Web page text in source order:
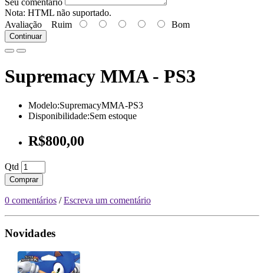
Nota: HTML não suportado.
Avaliação Ruim Bom
Continuar
Supremacy MMA - PS3
Modelo:SupremacyMMA-PS3
Disponibilidade:Sem estoque
R$800,00
Qtd
Comprar
0 comentários /Escreva um comentário
Novidades